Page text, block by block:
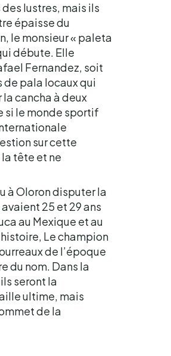
lustres, mais ils
épaisse du
le monsieur « paleta
débute. Elle
Fernandez, soit
de pala locaux qui
cancha à deux
si le monde sportif
sur cette
tête et ne
à Oloron disputer la
25 et 29 ans
au Mexique et au
Le champion
de l’époque
du nom. Dans la
seront la
ultime, mais
de la